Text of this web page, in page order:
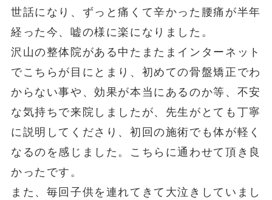
世話になり、ずっと痛くて辛かった腰痛が半年
経った今、嘘の様に楽になりました。
沢山の整体院がある中たまたまインターネット
でこちらが目にとまり、初めての骨盤矯正でわ
からない事や、効果が本当にあるのか等、不安
な気持ちで来院しましたが、先生がとても丁寧
に説明してくださり、初回の施術でも体が軽く
なるのを感じました。こちらに通わせて頂き良
かったです。
また、毎回子供を連れてきて大泣きしていまし